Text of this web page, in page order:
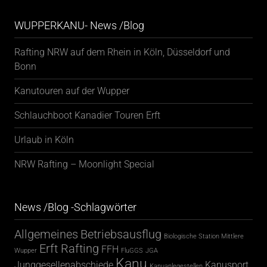
WUPPERKANU- News /Blog
Rafting NRW auf dem Rhein in Köln, Düsseldorf und
Bonn
Kanutouren auf der Wupper
Schlauchboot Kanadier Touren Erft
Urlaub in Köln
NRW Rafting – Moonlight Special
News /Blog -Schlagwörter
Allgemeines Betriebsausflug Biologische Station Mittlere
Wupper Erft Rafting FFH FluGGS JGA
Kanu